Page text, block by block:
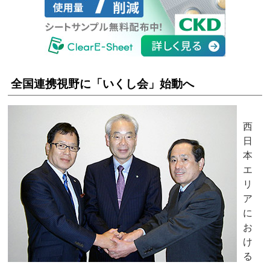
全国連携視野に「いくし会」始動へ
西
日
本
エ
リ
ア
に
お
け
る